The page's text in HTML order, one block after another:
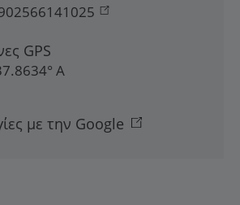
GPS
Α
με την Google